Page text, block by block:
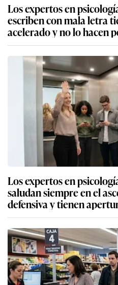
Los expertos en
escriben con mala letra
acelerado y no lo hacen
Los expertos en
saludan siempre en el
defensiva y tienen